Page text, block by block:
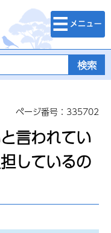
検索・メニュ
ー
ページ番号：335702
言われてい
しているの